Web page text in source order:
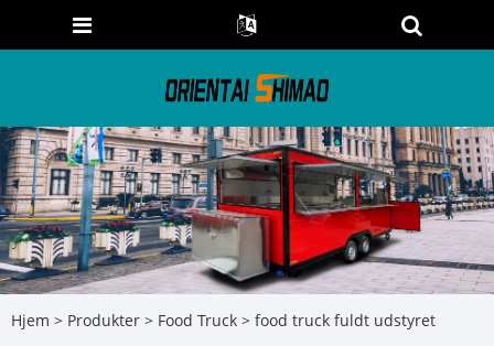
Hjem > Produkter > Food Truck > food truck fuldt udstyret